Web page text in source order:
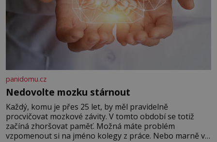
panidomu.cz
Nedovolte mozku stárnout
Každý, komu je přes 25 let, by měl pravidelně
procvičovat mozkové závity. V tomto období se totiž
začíná zhoršovat paměť. Možná máte problém
vzpomenout si na jméno kolegy z práce. Nebo marně v